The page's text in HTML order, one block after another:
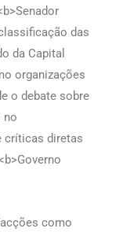
das
da Capital
organizações
o debate sobre
no
críticas diretas
como